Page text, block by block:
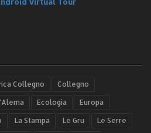
Collegno Collegno
Ecologia Europa
La Stampa Le Gru Le Serre